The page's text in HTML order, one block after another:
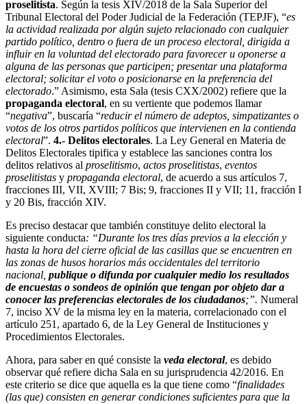
proselitista. Según la tesis XIV/2018 de la Sala Superior del
Tribunal Electoral del Poder Judicial de la Federación (TEPJF), “es
la actividad realizada por algún sujeto relacionado con cualquier
partido político, dentro o fuera de un proceso electoral, dirigida a
influir en la voluntad del electorado para favorecer u oponerse a
alguna de las personas que participen; presentar una plataforma
electoral; solicitar el voto o posicionarse en la preferencia del
electorado.” Asimismo, esta Sala (tesis CXX/2002) refiere que la
propaganda electoral, en su vertiente que podemos llamar
“negativa”, buscaría “reducir el número de adeptos, simpatizantes o
votos de los otros partidos políticos que intervienen en la contienda
electoral”. 4.- Delitos electorales. La Ley General en Materia de
Delitos Electorales tipifica y establece las sanciones contra los
delitos relativos al proselitismo, actos proselitistas, eventos
proselitistas y propaganda electoral, de acuerdo a sus artículos 7,
fracciones III, VII, XVIII; 7 Bis; 9, fracciones II y VII; 11, fracción I
y 20 Bis, fracción XIV.
Es preciso destacar que también constituye delito electoral la
siguiente conducta: “Durante los tres días previos a la elección y
hasta la hora del cierre oficial de las casillas que se encuentren en
las zonas de husos horarios más occidentales del territorio
nacional, publique o difunda por cualquier medio los resultados
de encuestas o sondeos de opinión que tengan por objeto dar a
conocer las preferencias electorales de los ciudadanos;”. Numeral
7, inciso XV de la misma ley en la materia, correlacionado con el
artículo 251, apartado 6, de la Ley General de Instituciones y
Procedimientos Electorales.
Ahora, para saber en qué consiste la veda electoral, es debido
observar qué refiere dicha Sala en su jurisprudencia 42/2016. En
este criterio se dice que aquella es la que tiene como “finalidades
(las que) consisten en generar condiciones suficientes para que la